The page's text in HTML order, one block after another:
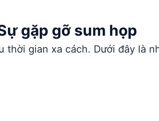
gặp gỡ sum họp
thời gian xa cách. Dưới đây là